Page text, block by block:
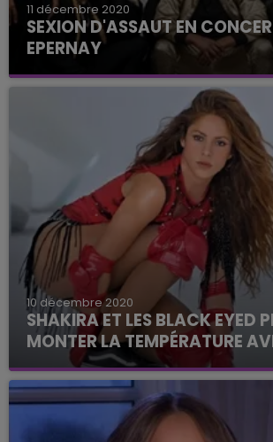
11 décembre 2020
SEXION D'ASSAUT EN
EPERNAY
La billetterie est ouverte.
10 décembre 2020
SHAKIRA ET LES BLACK EYED
MONTER LA TEMPÉRATURE
Le clip avoisine les 40 millions de